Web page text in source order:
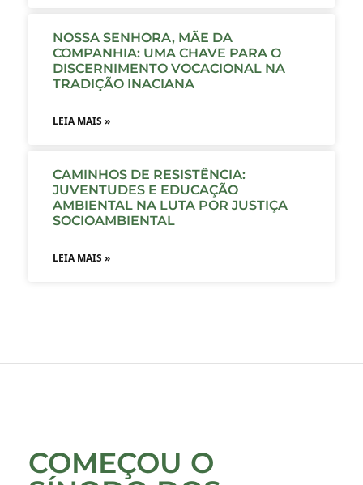
NOSSA SENHORA, MÃE DA
COMPANHIA: UMA CHAVE PARA O
DISCERNIMENTO VOCACIONAL NA
TRADIÇÃO INACIANA
LEIA MAIS »
CAMINHOS DE RESISTÊNCIA:
JUVENTUDES E EDUCAÇÃO
AMBIENTAL NA LUTA POR JUSTIÇA
SOCIOAMBIENTAL
LEIA MAIS »
COMEÇOU O